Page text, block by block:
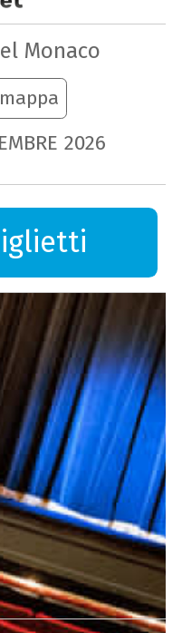
Monaco
2026